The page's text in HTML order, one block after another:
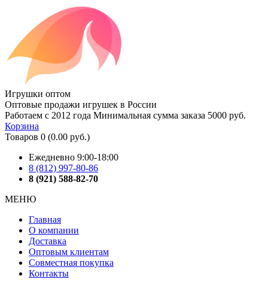
Игрушки оптом
Оптовые продажи игрушек в России
Работаем с 2012 года Минимальная сумма заказа 5000 руб.
Корзина
Товаров 0 (0.00 руб.)
Ежедневно 9:00-18:00
8 (812) 997-80-86
8 (921) 588-82-70
МЕНЮ
Главная
О компании
Доставка
Оптовым клиентам
Совместная покупка
Контакты